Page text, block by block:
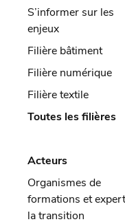
S’informer sur les
enjeux
Filière bâtiment
Filière numérique
Filière textile
Toutes les filières
Acteurs
Organismes de
formations et
la transition